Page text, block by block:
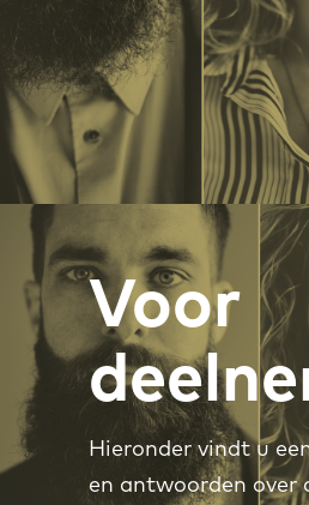
Voor
Hieronder vindt u
en antwoorden over